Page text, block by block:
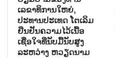
ເລຂາທິການໃຫຍ່,
ປະທານປະເທດ ໂຕເລິມ
ຢືນຢັນຄວາມໄວ້ເນື້ອ
ເຊື່ອໃຈທີ່ນັບມື້ນັບສູງ
ລະຫວ່າງ ຫວຽດນາມ